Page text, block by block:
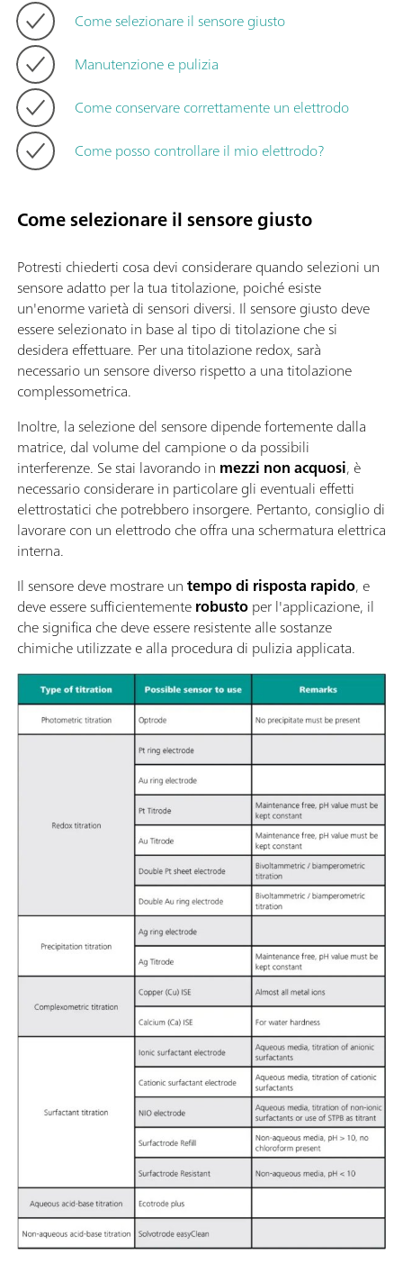
Come selezionare il sensore giusto
Manutenzione e pulizia
Come conservare correttamente un elettrodo
Come posso controllare il mio elettrodo?
Come selezionare il sensore giusto
Potresti chiederti cosa devi considerare quando selezioni un
sensore adatto per la tua titolazione, poiché esiste
un'enorme varietà di sensori diversi. Il sensore giusto deve
essere selezionato in base al tipo di titolazione che si
desidera effettuare. Per una titolazione redox, sarà
necessario un sensore diverso rispetto a una titolazione
complessometrica.
Inoltre, la selezione del sensore dipende fortemente dalla
matrice, dal volume del campione o da possibili
interferenze. Se stai lavorando in mezzi non acquosi, è
necessario considerare in particolare gli eventuali effetti
elettrostatici che potrebbero insorgere. Pertanto, consiglio di
lavorare con un elettrodo che offra una schermatura elettrica
interna.
Il sensore deve mostrare untempo di risposta rapido, e
deve essere sufficientementerobustoper l'applicazione, il
che significa che deve essere resistente alle sostanze
chimiche utilizzate e alla procedura di pulizia applicata.